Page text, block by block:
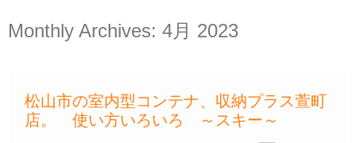
Monthly Archives: 4月 2023
松山市の室内型コンテナ、収納プラス萱町
店。 使い方いろいろ ～スキー～